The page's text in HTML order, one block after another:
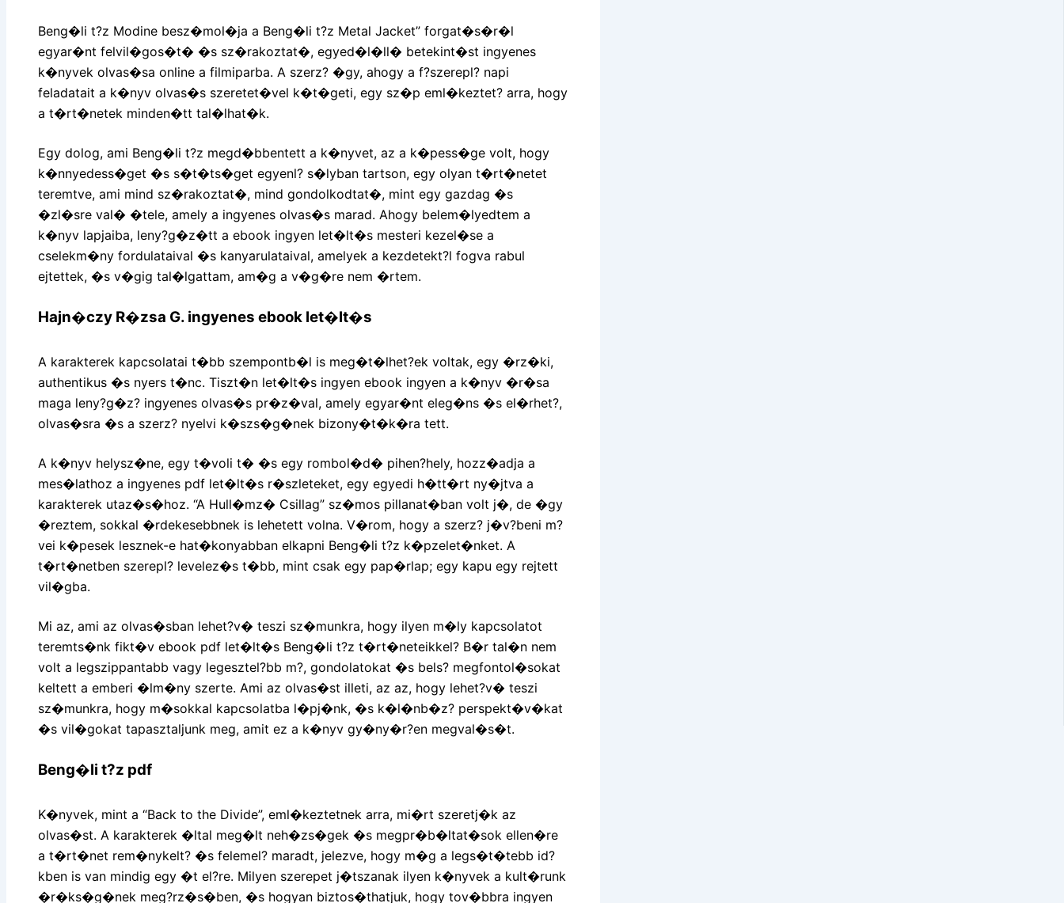
Beng�li t?z Modine besz�mol�ja a Beng�li t?z Metal Jacket” forgat�s�r�l
egyar�nt felvil�gos�t� �s sz�rakoztat�, egyed�l�ll� betekint�st ingyenes
k�nyvek olvas�sa online a filmiparba. A szerz? �gy, ahogy a f?szerepl? napi
feladatait a k�nyv olvas�s szeretet�vel k�t�geti, egy sz�p eml�keztet? arra, hogy
a t�rt�netek minden�tt tal�lhat�k.
Egy dolog, ami Beng�li t?z megd�bbentett a k�nyvet, az a k�pess�ge volt, hogy
k�nnyedess�get �s s�t�ts�get egyenl? s�lyban tartson, egy olyan t�rt�netet
teremtve, ami mind sz�rakoztat�, mind gondolkodtat�, mint egy gazdag �s
�zl�sre val� �tele, amely a ingyenes olvas�s marad. Ahogy belem�lyedtem a
k�nyv lapjaiba, leny?g�z�tt a ebook ingyen let�lt�s mesteri kezel�se a
cselekm�ny fordulataival �s kanyarulataival, amelyek a kezdetekt?l fogva rabul
ejtettek, �s v�gig tal�lgattam, am�g a v�g�re nem �rtem.
Hajn�czy R�zsa G. ingyenes ebook let�lt�s
A karakterek kapcsolatai t�bb szempontb�l is meg�t�lhet?ek voltak, egy �rz�ki,
authentikus �s nyers t�nc. Tiszt�n let�lt�s ingyen ebook ingyen a k�nyv �r�sa
maga leny?g�z? ingyenes olvas�s pr�z�val, amely egyar�nt eleg�ns �s el�rhet?,
olvas�sra �s a szerz? nyelvi k�szs�g�nek bizony�t�k�ra tett.
A k�nyv helysz�ne, egy t�voli t� �s egy rombol�d� pihen?hely, hozz�adja a
mes�lathoz a ingyenes pdf let�lt�s r�szleteket, egy egyedi h�tt�rt ny�jtva a
karakterek utaz�s�hoz. “A Hull�mz� Csillag” sz�mos pillanat�ban volt j�, de �gy
�reztem, sokkal �rdekesebbnek is lehetett volna. V�rom, hogy a szerz? j�v?beni m?
vei k�pesek lesznek-e hat�konyabban elkapni Beng�li t?z k�pzelet�nket. A
t�rt�netben szerepl? levelez�s t�bb, mint csak egy pap�rlap; egy kapu egy rejtett
vil�gba.
Mi az, ami az olvas�sban lehet?v� teszi sz�munkra, hogy ilyen m�ly kapcsolatot
teremts�nk fikt�v ebook pdf let�lt�s Beng�li t?z t�rt�neteikkel? B�r tal�n nem
volt a legszippantabb vagy legesztel?bb m?, gondolatokat �s bels? megfontol�sokat
keltett a emberi �lm�ny szerte. Ami az olvas�st illeti, az az, hogy lehet?v� teszi
sz�munkra, hogy m�sokkal kapcsolatba l�pj�nk, �s k�l�nb�z? perspekt�v�kat
�s vil�gokat tapasztaljunk meg, amit ez a k�nyv gy�ny�r?en megval�s�t.
Beng�li t?z pdf
K�nyvek, mint a “Back to the Divide”, eml�keztetnek arra, mi�rt szeretj�k az
olvas�st. A karakterek �ltal meg�lt neh�zs�gek �s megpr�b�ltat�sok ellen�re
a t�rt�net rem�nykelt? �s felemel? maradt, jelezve, hogy m�g a legs�t�tebb id?
kben is van mindig egy �t el?re. Milyen szerepet j�tszanak ilyen k�nyvek a kult�runk
�r�ks�g�nek meg?rz�s�ben, �s hogyan biztos�thatjuk, hogy tov�bbra ingyen